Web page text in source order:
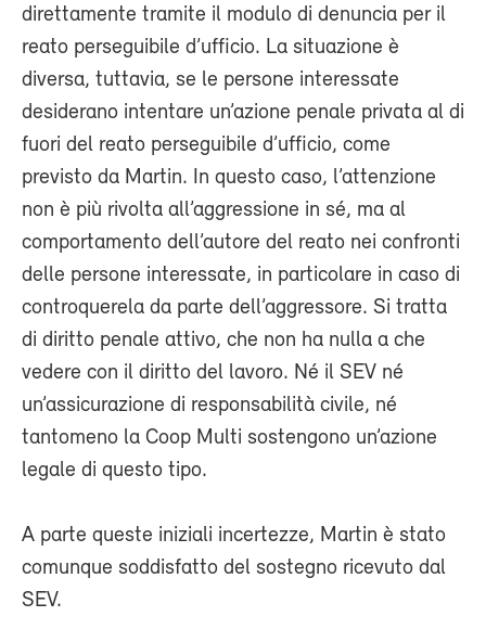
direttamente tramite il modulo di denuncia per il
reato perseguibile d’ufficio. La situazione è
diversa, tuttavia, se le persone interessate
desiderano intentare un’azione penale privata al di
fuori del reato perseguibile d’ufficio, come
previsto da Martin. In questo caso, l’attenzione
non è più rivolta all’aggressione in sé, ma al
comportamento dell’autore del reato nei confronti
delle persone interessate, in particolare in caso di
controquerela da parte dell’aggressore. Si tratta
di diritto penale attivo, che non ha nulla a che
vedere con il diritto del lavoro. Né il SEV né
un’assicurazione di responsabilità civile, né
tantomeno la Coop Multi sostengono un’azione
legale di questo tipo.
A parte queste iniziali incertezze, Martin è stato
comunque soddisfatto del sostegno ricevuto dal
SEV.